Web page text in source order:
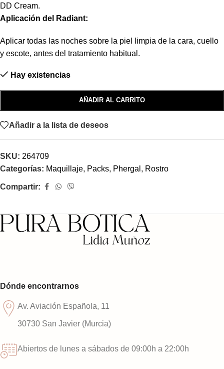
DD Cream.
Aplicación del Radiant:
Aplicar todas las noches sobre la piel limpia de la cara, cuello
y escote, antes del tratamiento habitual.
Hay existencias
AÑADIR AL CARRITO
Añadir a la lista de deseos
SKU: 264709
Categorías: Maquillaje, Packs, Phergal , Rostro
Compartir:
Dónde encontrarnos
Av. Aviación Española, 11
30730 San Javier (Murcia)
Abiertos de lunes a sábados de 09:00h a 22:00h